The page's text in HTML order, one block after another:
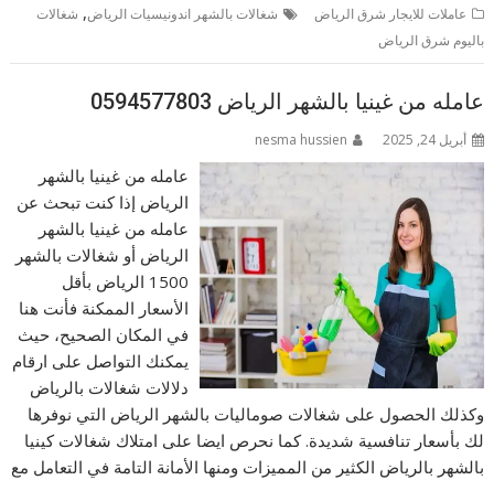
عاملات للايجار شرق الرياض شغالات بالشهر اندونيسيات الرياض, شغالات
باليوم شرق الرياض
عامله من غينيا بالشهر الرياض 0594577803
أبريل 24, 2025 nesma hussien
عامله من غينيا بالشهر
الرياض إذا كنت تبحث عن
عامله من غينيا بالشهر
الرياض أو شغالات بالشهر
1500 الرياض بأقل
الأسعار الممكنة فأنت هنا
في المكان الصحيح، حيث
يمكنك التواصل على ارقام
دلالات شغالات بالرياض
وكذلك الحصول على شغالات صوماليات بالشهر الرياض التي نوفرها
لك بأسعار تنافسية شديدة. كما نحرص ايضا على امتلاك شغالات كينيا
بالشهر بالرياض الكثير من المميزات ومنها الأمانة التامة في التعامل مع